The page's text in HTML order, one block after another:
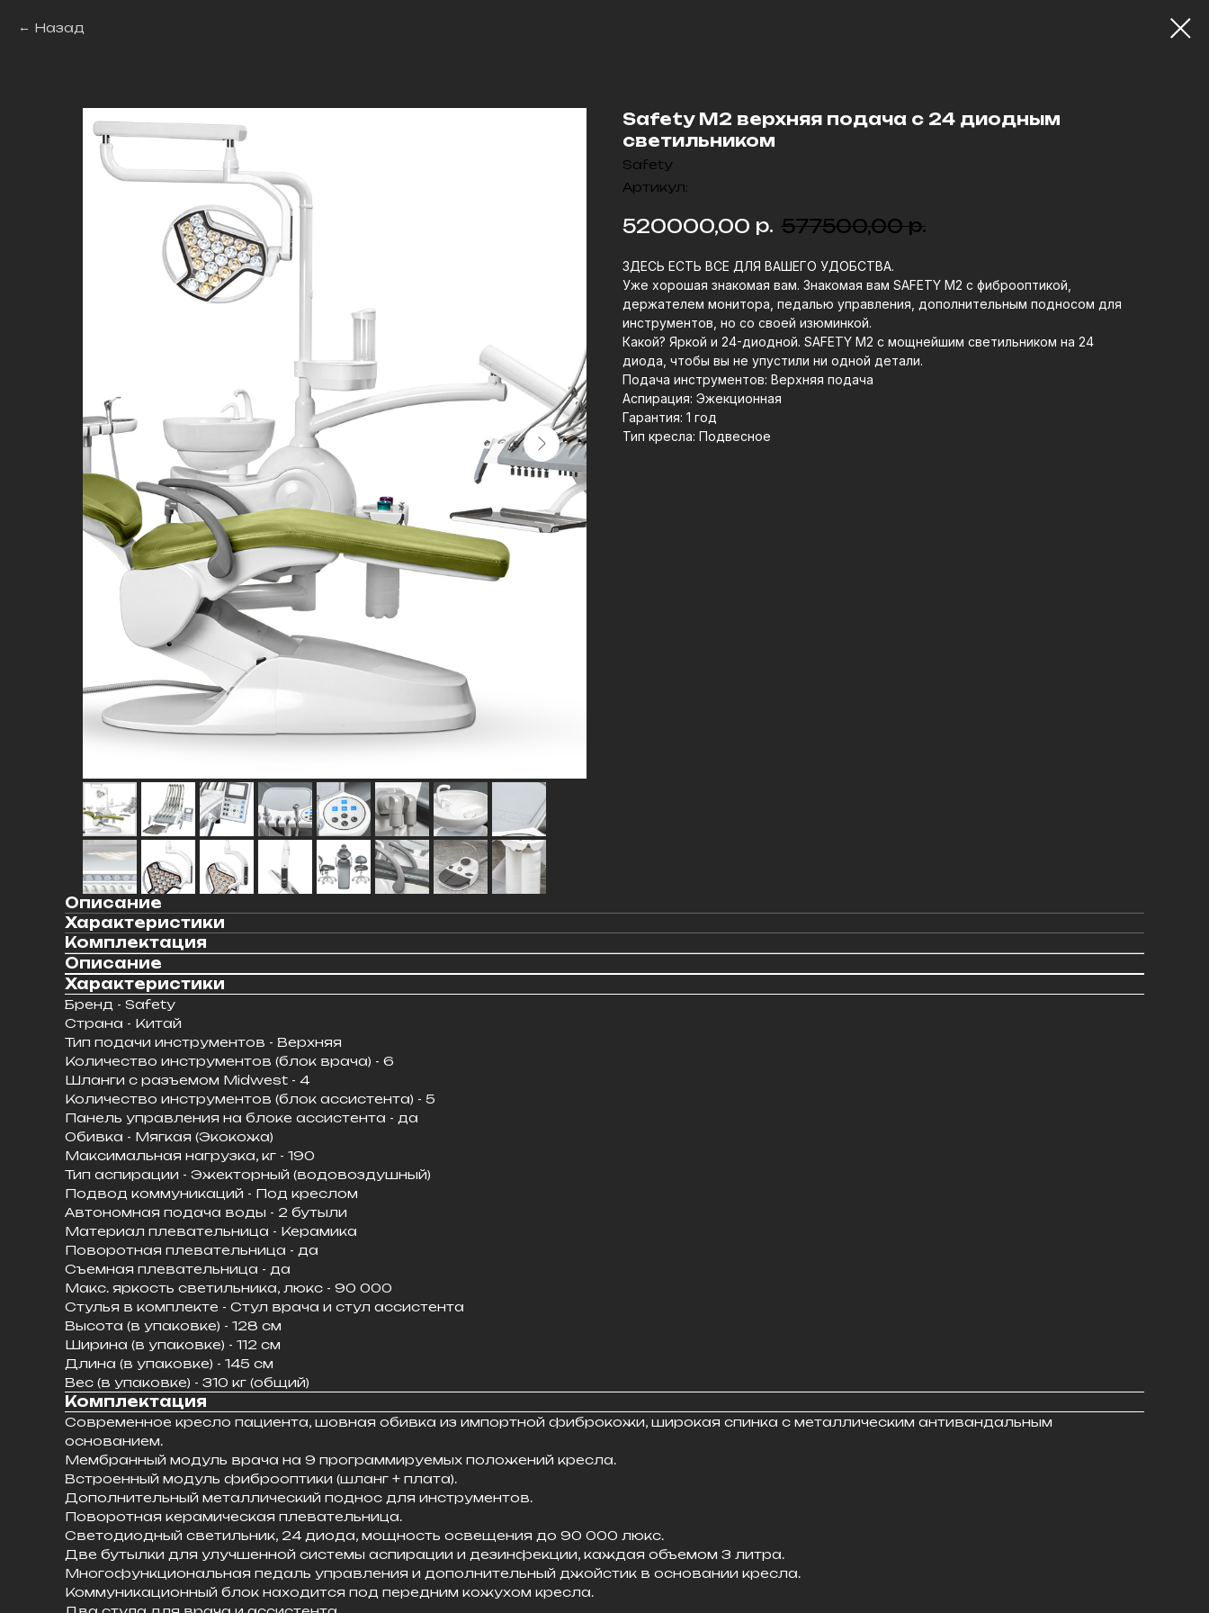
Назад
Safety M2 верхняя подача с 24 диодным
светильником
Safety
Артикул:
520000,00 р. 577500,00 р.
ЗДЕСЬ ЕСТЬ ВСЕ ДЛЯ ВАШЕГО УДОБСТВА.
Уже хорошая знакомая вам. Знакомая вам SAFETY M2 с фиброоптикой,
держателем монитора, педалью управления, дополнительным подносом для
инструментов, но со своей изюминкой.
Какой? Яркой и 24-диодной. SAFETY M2 с мощнейшим светильником на 24
диода, чтобы вы не упустили ни одной детали.
Подача инструментов: Верхняя подача
Аспирация: Эжекционная
Гарантия: 1 год
Тип кресла: Подвесное
Описание
Характеристики
Комплектация
Описание
Характеристики
Бренд - Safety
Страна - Китай
Тип подачи инструментов - Верхняя
Количество инструментов (блок врача) - 6
Шланги с разъемом Midwest - 4
Количество инструментов (блок ассистента) - 5
Панель управления на блоке ассистента - да
Обивка - Мягкая (Экокожа)
Максимальная нагрузка, кг - 190
Тип аспирации - Эжекторный (водовоздушный)
Подвод коммуникаций - Под креслом
Автономная подача воды - 2 бутыли
Материал плевательница - Керамика
Поворотная плевательница - да
Съемная плевательница - да
Макс. яркость светильника, люкс - 90 000
Стулья в комплекте - Стул врача и стул ассистента
Высота (в упаковке) - 128 см
Ширина (в упаковке) - 112 см
Длина (в упаковке) - 145 см
Вес (в упаковке) - 310 кг (общий)
Комплектация
Современное кресло пациента, шовная обивка из импортной фиброкожи, широкая спинка с металлическим антивандальным
основанием.
Мембранный модуль врача на 9 программируемых положений кресла.
Встроенный модуль фиброоптики (шланг + плата).
Дополнительный металлический поднос для инструментов.
Поворотная керамическая плевательница.
Светодиодный светильник, 24 диода, мощность освещения до 90 000 люкс.
Две бутылки для улучшенной системы аспирации и дезинфекции, каждая объемом 3 литра.
Многофункциональная педаль управления и дополнительный джойстик в основании кресла.
Коммуникационный блок находится под передним кожухом кресла.